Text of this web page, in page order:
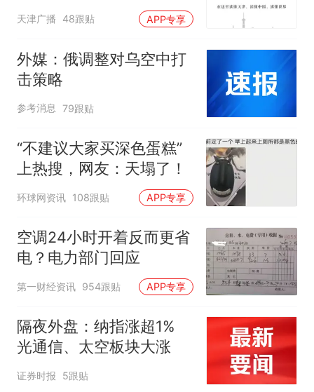
费”，退费没着落，使用期
天津广播 48跟贴 APP专享
外媒：俄调整对乌空中打
击策略
参考消息 79跟贴
“不建议大家买深色蛋糕”
上热搜，网友：天塌了！
环球网资讯 108跟贴 APP专享
空调24小时开着反而更省
电？电力部门回应
第一财经资讯 954跟贴 APP专享
隔夜外盘：纳指涨超1%
光通信、太空板块大涨
证券时报 5跟贴